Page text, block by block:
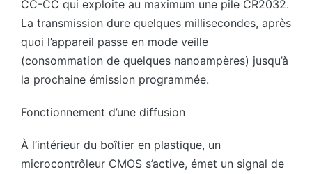
CC-CC qui exploite au maximum une pile CR2032.
La transmission dure quelques millisecondes, après
quoi l’appareil passe en mode veille
(consommation de quelques nanoampères) jusqu’à
la prochaine émission programmée.
Fonctionnement d’une diffusion
À l’intérieur du boîtier en plastique, un
microcontrôleur CMOS s’active, émet un signal de